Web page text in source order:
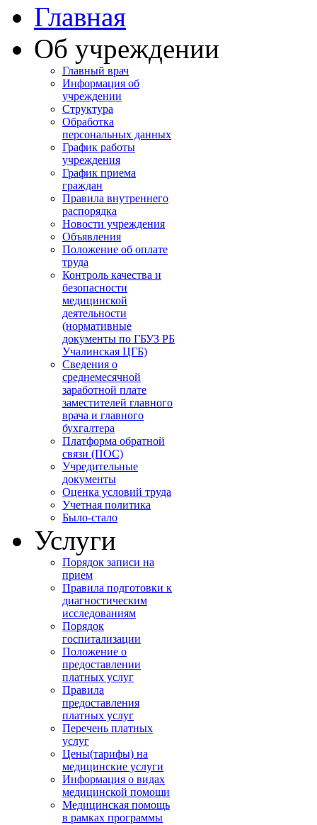
Главная
Об учреждении
Главный врач
Информация об
учреждении
Структура
Обработка
персональных данных
График работы
учреждения
График приема
граждан
Правила внутреннего
распорядка
Новости учреждения
Объявления
Положение об оплате
труда
Контроль качества и
безопасности
медицинской
деятельности
(нормативные
документы по ГБУЗ РБ
Учалинская ЦГБ)
Сведения о
среднемесячной
заработной плате
заместителей главного
врача и главного
бухгалтера
Платформа обратной
связи (ПОС)
Учредительные
документы
Оценка условий труда
Учетная политика
Было-стало
Услуги
Порядок записи на
прием
Правила подготовки к
диагностическим
исследованиям
Порядок
госпитализации
Положение о
предоставлении
платных услуг
Правила
предоставления
платных услуг
Перечень платных
услуг
Цены(тарифы) на
медицинские услуги
Информация о видах
медицинской помощи
Медицинская помощь
в рамках программы